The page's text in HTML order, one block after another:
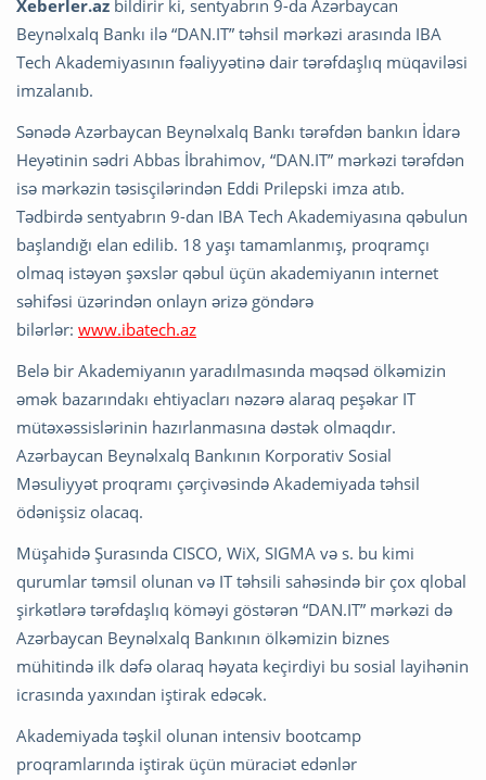
Xeberler.az bildirir ki, sentyabrın 9-da Azərbaycan
Beynəlxalq Bankı ilə “DAN.IT” təhsil mərkəzi arasında IBA
Tech Akademiyasının fəaliyyətinə dair tərəfdaşlıq müqaviləsi
imzalanıb.
Sənədə Azərbaycan Beynəlxalq Bankı tərəfdən bankın İdarə
Heyətinin sədri Abbas İbrahimov, “DAN.IT” mərkəzi tərəfdən
isə mərkəzin təsisçilərindən Eddi Prilepski imza atıb.
Tədbirdə sentyabrın 9-dan IBA Tech Akademiyasına qəbulun
başlandığı elan edilib. 18 yaşı tamamlanmış, proqramçı
olmaq istəyən şəxslər qəbul üçün akademiyanın internet
səhifəsi üzərindən onlayn ərizə göndərə
bilərlər: www.ibatech.az
Belə bir Akademiyanın yaradılmasında məqsəd ölkəmizin
əmək bazarındakı ehtiyacları nəzərə alaraq peşəkar IT
mütəxəssislərinin hazırlanmasına dəstək olmaqdır.
Azərbaycan Beynəlxalq Bankının Korporativ Sosial
Məsuliyyət proqramı çərçivəsində Akademiyada təhsil
ödənişsiz olacaq.
Müşahidə Şurasında CISCO, WiX, SIGMA və s. bu kimi
qurumlar təmsil olunan və IT təhsili sahəsində bir çox qlobal
şirkətlərə tərəfdaşlıq köməyi göstərən “DAN.IT” mərkəzi də
Azərbaycan Beynəlxalq Bankının ölkəmizin biznes
mühitində ilk dəfə olaraq həyata keçirdiyi bu sosial layihənin
icrasında yaxından iştirak edəcək.
Akademiyada təşkil olunan intensiv bootcamp
proqramlarında iştirak üçün müraciət edənlər